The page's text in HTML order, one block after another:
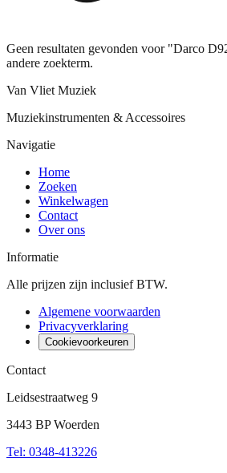
Geen resultaten gevonden voor "Darco
andere zoekterm.
Van Vliet Muziek
Muziekinstrumenten & Accessoires
Navigatie
Home
Zoeken
Winkelwagen
Contact
Over ons
Informatie
Alle prijzen zijn inclusief BTW.
Algemene voorwaarden
Privacyverklaring
Cookievoorkeuren
Contact
Leidsestraatweg 9
3443 BP Woerden
Tel: 0348-413226